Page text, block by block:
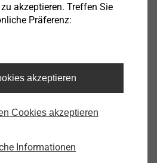
akzeptieren. Treffen Sie
Präferenz:
akzeptieren
Cookies akzeptieren
Informationen